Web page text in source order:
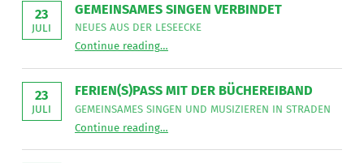
GmbH
für
die
im
Mobiler
eine*n
Freizeitassistent*in
für
23
JULI
GEMEINSAMES SINGEN VERBINDET
NEUES AUS DER LESEECKE
Continue readingNeues
der
”
…
23
JULI
FERIEN(S)PASS MIT DER BÜCHEREIBAND
GEMEINSAMES SINGEN UND MUSIZIEREN IN STRADEN
Continue readingGemeinsames
und
…